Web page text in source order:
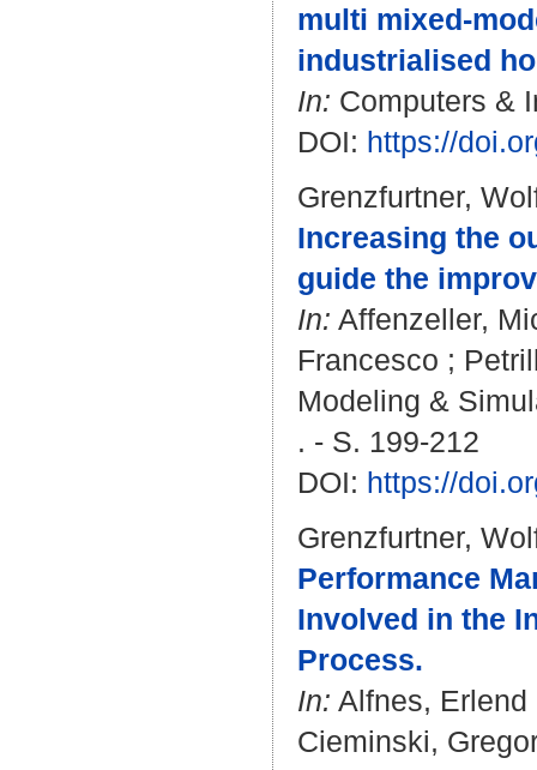
multi mixed-
industrialised
In: Computers &
DOI: https://
Grenzfurtner,
Increasing the
guide the
In: Affenzeller,
Francesco ;
Modeling &
. - S. 199-212
DOI: https://
Grenzfurtner,
Performance
Involved in the
Process.
In: Alfnes, Erlend
Cieminski,